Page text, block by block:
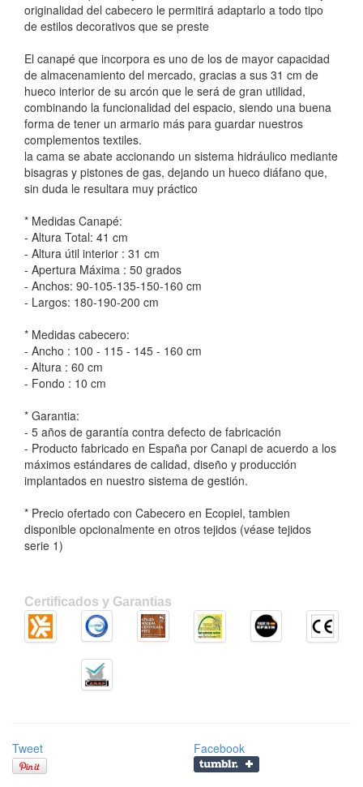
originalidad del cabecero le permitirá adaptarlo a todo tipo
de estilos decorativos que se preste
El canapé que incorpora es uno de los de mayor capacidad
de almacenamiento del mercado, gracias a sus 31 cm de
hueco interior de su arcón que le será de gran utilidad,
combinando la funcionalidad del espacio, siendo una buena
forma de tener un armario más para guardar nuestros
complementos textiles.
la cama se abate accionando un sistema hidráulico mediante
bisagras y pistones de gas, dejando un hueco diáfano que,
sin duda le resultara muy práctico
* Medidas Canapé:
- Altura Total: 41 cm
- Altura útil interior : 31 cm
- Apertura Máxima : 50 grados
- Anchos: 90-105-135-150-160 cm
- Largos: 180-190-200 cm
* Medidas cabecero:
- Ancho : 100 - 115 - 145 - 160 cm
- Altura : 60 cm
- Fondo : 10 cm
* Garantia:
- 5 años de garantía contra defecto de fabricación
- Producto fabricado en España por Canapi de acuerdo a los
máximos estándares de calidad, diseño y producción
implantados en nuestro sistema de gestión.
* Precio ofertado con Cabecero en Ecopiel, tambien
disponible opcionalmente en otros tejidos (véase tejidos
serie 1)
Certificados y Garantias
Tweet Facebook